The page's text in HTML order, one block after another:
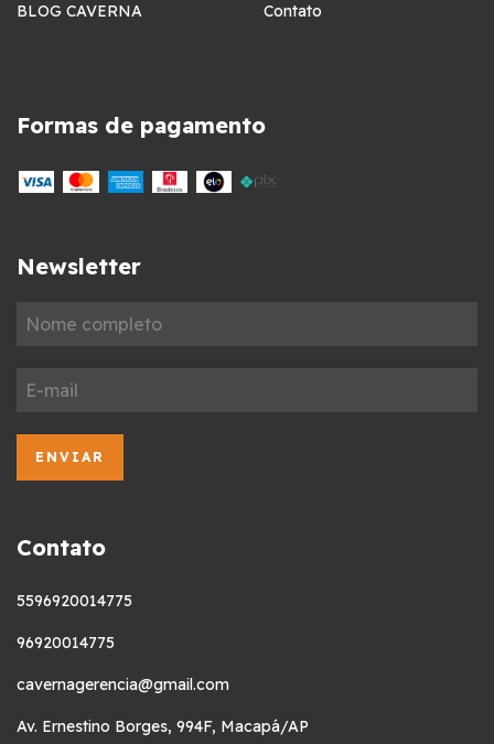
BLOG CAVERNA Contato
Formas de pagamento
Newsletter
Contato
5596920014775
96920014775
cavernagerencia@gmail.com
Av. Ernestino Borges, 994F, Macapá/AP